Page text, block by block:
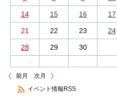
14 15 16 17
21 22 23 24
28 29 30
前月
次月
イベント情報RSS